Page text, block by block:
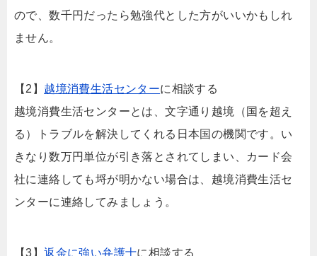
ので、数千円だったら勉強代とした方がいいかもしれ
ません。
【2】 越境消費生活センターに相談する
越境消費生活センターとは、文字通り越境（国を超え
る）トラブルを解決してくれる日本国の機関です。い
きなり数万円単位が引き落とされてしまい、カード会
社に連絡しても埒が明かない場合は、越境消費生活セ
ンターに連絡してみましょう。
【3】返金に強い弁護士に相談する